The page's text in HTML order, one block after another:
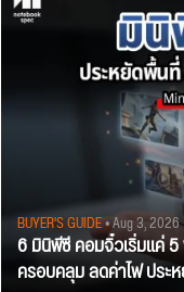
BUYER'S GUIDE• Aug 3, 2026
6 มินิพีซี คอมจิ๋วเริ่มแค่
ครอบคลุม ลดค่าไฟ ประ